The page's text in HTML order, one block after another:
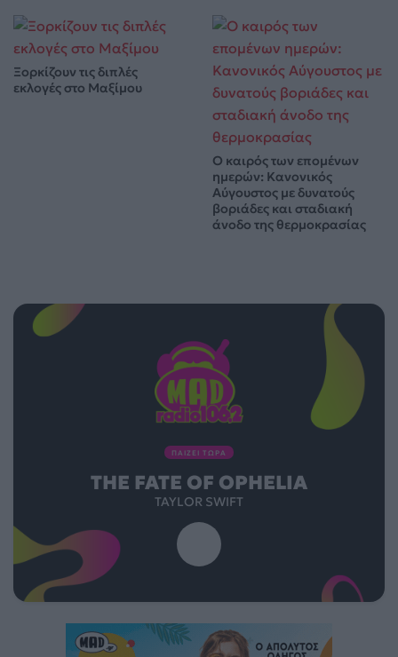
Ξορκίζουν τις διπλές
εκλογές στο Μαξίμου
Ο καιρός των επομένων
ημερών: Κανονικός
Αύγουστος με δυνατούς
βοριάδες και σταδιακή
άνοδο της θερμοκρασίας
ΠΑΙΖΕΙ ΤΩΡΑ
THE FATE OF OPHELIA
TAYLOR SWIFT